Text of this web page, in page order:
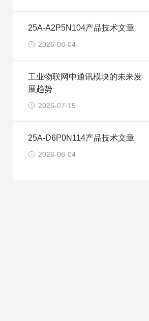
25A-A2P5N104产品技术文章
2026-08-04
工业物联网中通讯模块的未来发
展趋势
2026-07-15
25A-D6P0N114产品技术文章
2026-08-04